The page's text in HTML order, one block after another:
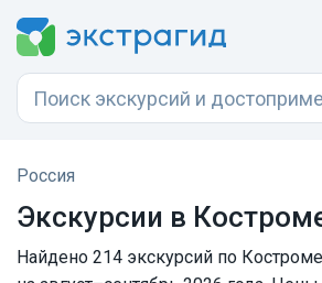
Россия
Экскурсии в
Найдено 214 экскурсий по